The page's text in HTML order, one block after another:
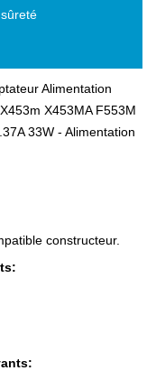
Alimentation
X453MA F553M
33W - Alimentation
constructeur.